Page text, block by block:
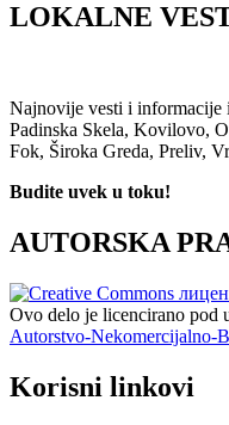
LOKALNE
Najnovije vesti i informacije
Padinska Skela, Kovilovo,
Fok, Široka Greda, Preliv,
Budite uvek u toku!
AUTORSKA
Ovo delo je licencirano pod
Autorstvo-Nekomercijalno-
Korisni linkovi